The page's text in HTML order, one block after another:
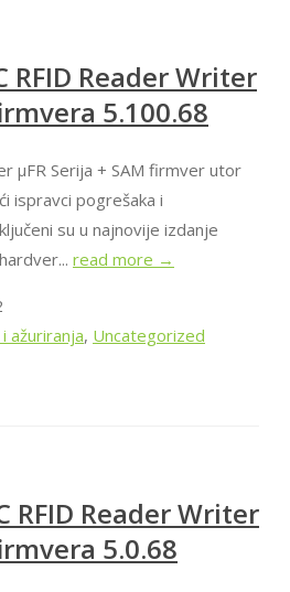
RFID Reader Writer
5.100.68
μFR Serija + SAM firmver utor
ispravci pogrešaka i
su u najnovije izdanje
read more →
ažuriranja, Uncategorized
RFID Reader Writer
5.0.68